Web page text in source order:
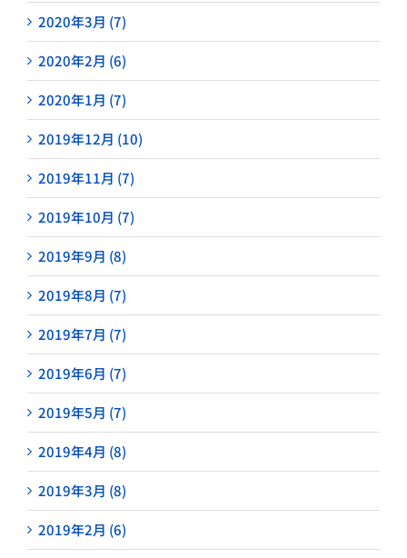
2020年3月 (7)
2020年2月 (6)
2020年1月 (7)
2019年12月 (10)
2019年11月 (7)
2019年10月 (7)
2019年9月 (8)
2019年8月 (7)
2019年7月 (7)
2019年6月 (7)
2019年5月 (7)
2019年4月 (8)
2019年3月 (8)
2019年2月 (6)